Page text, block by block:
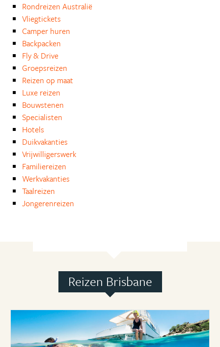
Rondreizen Australië
Vliegtickets
Camper huren
Backpacken
Fly & Drive
Groepsreizen
Reizen op maat
Luxe reizen
Bouwstenen
Specialisten
Hotels
Duikvakanties
Vrijwilligerswerk
Familiereizen
Werkvakanties
Taalreizen
Jongerenreizen
Reizen Brisbane